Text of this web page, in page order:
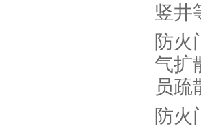
竖井
防火
气扩
员疏
防火